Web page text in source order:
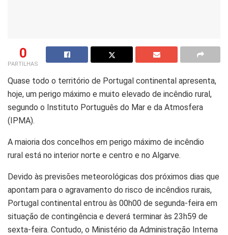
0
PARTILHAS
Quase todo o território de Portugal continental apresenta,
hoje, um perigo máximo e muito elevado de incêndio rural,
segundo o Instituto Português do Mar e da Atmosfera
(IPMA).
A maioria dos concelhos em perigo máximo de incêndio
rural está no interior norte e centro e no Algarve.
Devido às previsões meteorológicas dos próximos dias que
apontam para o agravamento do risco de incêndios rurais,
Portugal continental entrou às 00h00 de segunda-feira em
situação de contingência e deverá terminar às 23h59 de
sexta-feira. Contudo, o Ministério da Administração Interna